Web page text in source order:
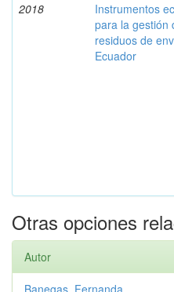
2018
Instrumentos
para la gestión
residuos de
Ecuador
Otras opciones
Autor
Banegas, Fernanda